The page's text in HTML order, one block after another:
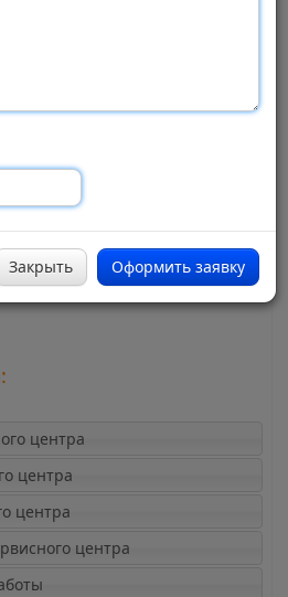
центра
центра
центра
центра
Закрыть Оформить заявку